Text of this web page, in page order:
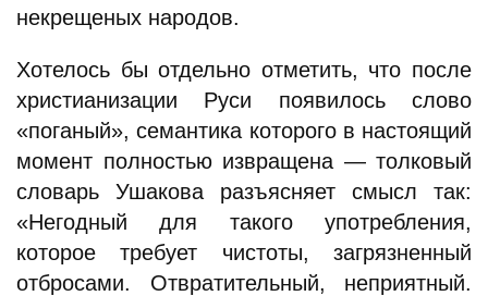
некрещеных народов.
Хотелось бы отдельно отметить, что после
христианизации Руси появилось слово
«поганый», семантика которого в настоящий
момент полностью извращена — толковый
словарь Ушакова разъясняет смысл так:
«Негодный для такого употребления,
которое требует чистоты, загрязненный
отбросами. Отвратительный, неприятный.